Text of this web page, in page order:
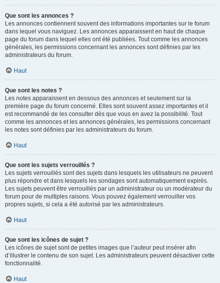
Que sont les annonces ?
Les annonces contiennent souvent des informations importantes sur le forum
dans lequel vous naviguez. Les annonces apparaissent en haut de chaque
page du forum dans lequel elles ont été publiées. Tout comme les annonces
générales, les permissions concernant les annonces sont définies par les
administrateurs du forum.
Haut
Que sont les notes ?
Les notes apparaissent en dessous des annonces et seulement sur la
première page du forum concerné. Elles sont souvent assez importantes et il
est recommandé de les consulter dès que vous en avez la possibilité. Tout
comme les annonces et les annonces générales, les permissions concernant
les notes sont définies par les administrateurs du forum.
Haut
Que sont les sujets verrouillés ?
Les sujets verrouillés sont des sujets dans lesquels les utilisateurs ne peuvent
plus répondre et dans lesquels les sondages sont automatiquement expirés.
Les sujets peuvent être verrouillés par un administrateur ou un modérateur du
forum pour de multiples raisons. Vous pouvez également verrouiller vos
propres sujets, si cela a été autorisé par les administrateurs.
Haut
Que sont les icônes de sujet ?
Les icônes de sujet sont de petites images que l’auteur peut insérer afin
d’illustrer le contenu de son sujet. Les administrateurs peuvent désactiver cette
fonctionnalité.
Haut